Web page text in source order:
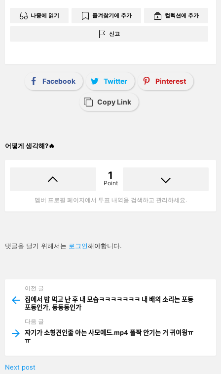
나중에 읽기 즐겨찾기에 추가 컬렉션에 추가
신고
Facebook Twitter Pinterest
Copy Link
어떻게 생각해?🔥
1
Point
멤버 프로필 페이지에서 투표 내역을 검색하고 관리하세요.
답
글
댓글을 달기 위해서는 로그인해야합니다.
more
이전 글
집에서 밥 먹고 난 후 내 모습ㅋㅋㅋㅋㅋㅋㅋ 내 배의 소리는 포동
포동인가, 둥둥둥인가
다음 글
자기가 소형견인줄 아는 사모예드.mp4 폴짝 안기는 거 귀여웡ㅠ
ㅠ
Next post